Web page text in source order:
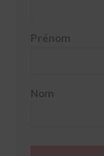
Prénom
Nom